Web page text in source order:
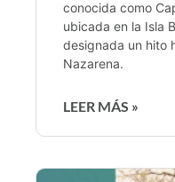
conocida como
ubicada en la Isla
designada un hito
Nazarena.
LEER MÁS »